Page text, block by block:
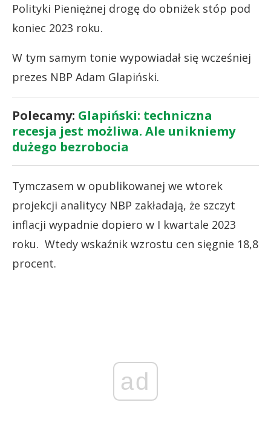
Polityki Pieniężnej drogę do obniżek stóp pod
koniec 2023 roku.
W tym samym tonie wypowiadał się wcześniej
prezes NBP Adam Glapiński.
Polecamy: Glapiński: techniczna
recesja jest możliwa. Ale unikniemy
dużego bezrobocia
Tymczasem w opublikowanej we wtorek
projekcji analitycy NBP zakładają, że szczyt
inflacji wypadnie dopiero w I kwartale 2023
roku. Wtedy wskaźnik wzrostu cen sięgnie 18,8
procent.
ad